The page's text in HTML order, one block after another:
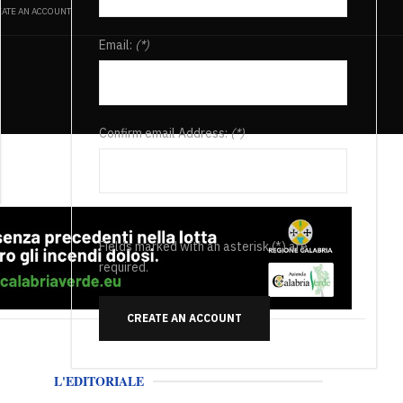
AN ACCOUNT
Email: (*)
Confirm email Address:(*)
Fields marked with an asterisk (*) are
required.
CREATE AN ACCOUNT
L'EDITORIALE